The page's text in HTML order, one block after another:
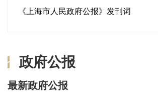
《上海市人民政府公报》发刊词
政府公报
最新政府公报